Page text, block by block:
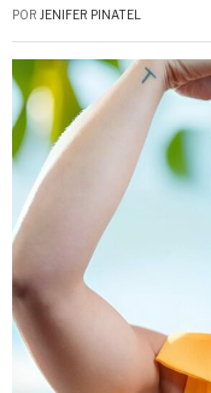
POR JENIFER PINATEL